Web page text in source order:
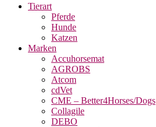
Tierart
Pferde
Hunde
Katzen
Marken
Accuhorsemat
AGROBS
Atcom
cdVet
CME – Better4Horses/Dogs
Collagile
DEBO